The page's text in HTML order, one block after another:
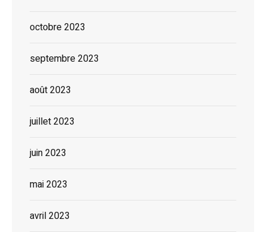
octobre 2023
septembre 2023
août 2023
juillet 2023
juin 2023
mai 2023
avril 2023